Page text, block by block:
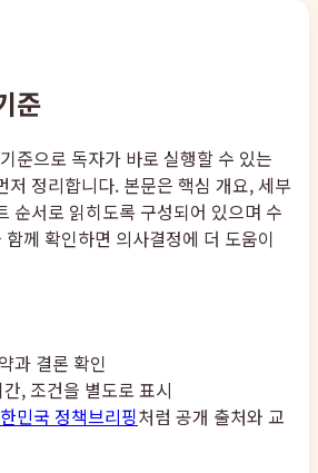
준
준으로 독자가 바로 실행할 수 있는
저 정리합니다. 본문은 핵심 개요, 세부
순서로 읽히도록 구성되어 있으며 수
께 확인하면 의사결정에 더 도움이
과 결론 확인
, 조건을 별도로 표시
민국 정책브리핑처럼 공개 출처와 교